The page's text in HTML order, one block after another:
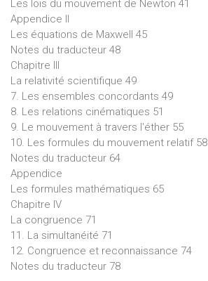
Les lois du mouvement de Newton 41
Appendice II
Les équations de Maxwell 45
Notes du traducteur 48
Chapitre III
La relativité scientifique 49
7. Les ensembles concordants 49
8. Les relations cinématiques 51
9. Le mouvement à travers l'éther 55
10. Les formules du mouvement relatif 58
Notes du traducteur 64
Appendice
Les formules mathématiques 65
Chapitre IV
La congruence 71
11. La simultanéité 71
12. Congruence et reconnaissance 74
Notes du traducteur 78